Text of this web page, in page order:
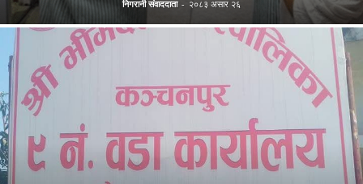
निगरानी संवाददाता - २०८३ असार २६